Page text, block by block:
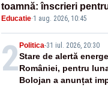
toamnă: înscrieri
licență, masterat și
Educatie·1 aug. 2026, 10:45
2Politica-31 iul. 2026, 20:30
Stare de alertă
României, pentru
Bolojan a anunțat